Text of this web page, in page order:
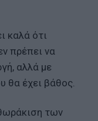
καλά ότι
πρέπει να
αλλά με
θα έχει βάθος.
των